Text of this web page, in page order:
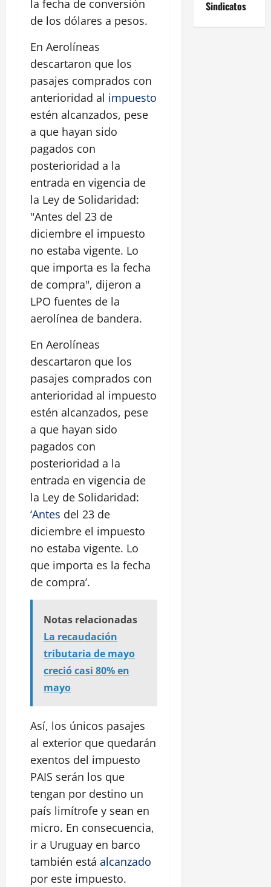
la fecha de conversión
de los dólares a pesos.
En Aerolíneas
descartaron que los
pasajes comprados con
anterioridad al impuesto
estén alcanzados, pese
a que hayan sido
pagados con
posterioridad a la
entrada en vigencia de
la Ley de Solidaridad:
"Antes del 23 de
diciembre el impuesto
no estaba vigente. Lo
que importa es la fecha
de compra", dijeron a
LPO fuentes de la
aerolínea de bandera.
En Aerolíneas
descartaron que los
pasajes comprados con
anterioridad al impuesto
estén alcanzados, pese
a que hayan sido
pagados con
posterioridad a la
entrada en vigencia de
la Ley de Solidaridad:
‘Antes del 23 de
diciembre el impuesto
no estaba vigente. Lo
que importa es la fecha
de compra’.
Notas relacionadas
La recaudación
tributaria de mayo
creció casi 80% en
mayo
Así, los únicos pasajes
al exterior que quedarán
exentos del impuesto
PAIS serán los que
tengan por destino un
país limítrofe y sean en
micro. En consecuencia,
ir a Uruguay en barco
también está alcanzado
por este impuesto.
Sindicatos